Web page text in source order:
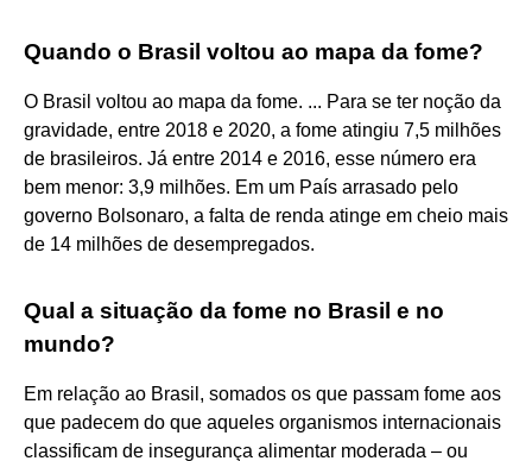
Quando o Brasil voltou ao mapa da fome?
O Brasil voltou ao mapa da fome. ... Para se ter noção da
gravidade, entre 2018 e 2020, a fome atingiu 7,5 milhões
de brasileiros. Já entre 2014 e 2016, esse número era
bem menor: 3,9 milhões. Em um País arrasado pelo
governo Bolsonaro, a falta de renda atinge em cheio mais
de 14 milhões de desempregados.
Qual a situação da fome no Brasil e no
mundo?
Em relação ao Brasil, somados os que passam fome aos
que padecem do que aqueles organismos internacionais
classificam de insegurança alimentar moderada – ou